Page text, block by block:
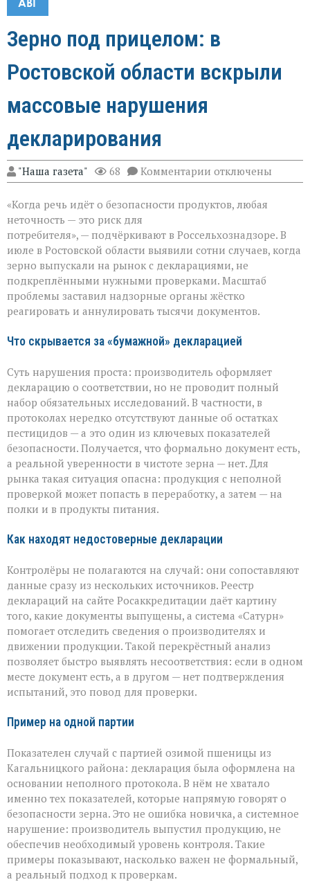
Зерно под прицелом: в
Ростовской области вскрыли
массовые нарушения
декларирования
"Наша газета" 68 Комментарии к
записи
под
Ростовской
области
вскрыли
массовые
нарушения
декларирования
отключены
«Когда речь идёт о безопасности продуктов, любая
неточность — это риск для
потребителя», — подчёркивают в Россельхознадзоре. В
июле в Ростовской области выявили сотни случаев, когда
зерно выпускали на рынок с декларациями, не
подкреплёнными нужными проверками. Масштаб
проблемы заставил надзорные органы жёстко
реагировать и аннулировать тысячи документов.
Что скрывается за «бумажной» декларацией
Суть нарушения проста: производитель оформляет
декларацию о соответствии, но не проводит полный
набор обязательных исследований. В частности, в
протоколах нередко отсутствуют данные об остатках
пестицидов — а это один из ключевых показателей
безопасности. Получается, что формально документ есть,
а реальной уверенности в чистоте зерна — нет. Для
рынка такая ситуация опасна: продукция с неполной
проверкой может попасть в переработку, а затем — на
полки и в продукты питания.
Как находят недостоверные декларации
Контролёры не полагаются на случай: они сопоставляют
данные сразу из нескольких источников. Реестр
деклараций на сайте Росаккредитации даёт картину
того, какие документы выпущены, а система «Сатурн»
помогает отследить сведения о производителях и
движении продукции. Такой перекрёстный анализ
позволяет быстро выявлять несоответствия: если в одном
месте документ есть, а в другом — нет подтверждения
испытаний, это повод для проверки.
Пример на одной партии
Показателен случай с партией озимой пшеницы из
Кагальницкого района: декларация была оформлена на
основании неполного протокола. В нём не хватало
именно тех показателей, которые напрямую говорят о
безопасности зерна. Это не ошибка новичка, а системное
нарушение: производитель выпустил продукцию, не
обеспечив необходимый уровень контроля. Такие
примеры показывают, насколько важен не формальный,
а реальный подход к проверкам.